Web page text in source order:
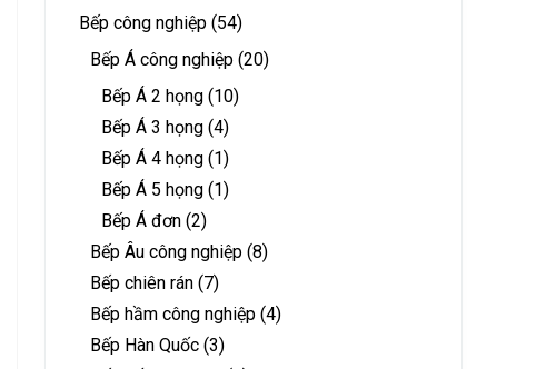
Bếp công nghiệp (54)
Bếp Á công nghiệp (20)
Bếp Á 2 họng (10)
Bếp Á 3 họng (4)
Bếp Á 4 họng (1)
Bếp Á 5 họng (1)
Bếp Á đơn (2)
Bếp Âu công nghiệp (8)
Bếp chiên rán (7)
Bếp hầm công nghiệp (4)
Bếp Hàn Quốc (3)